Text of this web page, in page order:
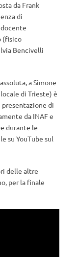
da Frank
di
(fisico
Bencivelli
a Simone
di Trieste) è
di
da INAF e
durante le
su YouTube sul
delle altre
per la finale